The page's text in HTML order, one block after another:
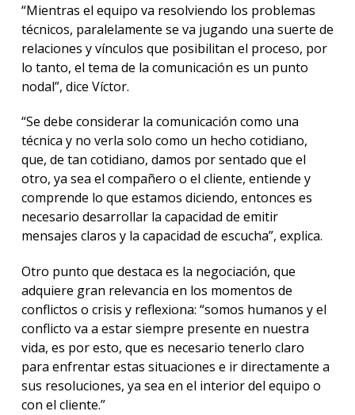
“Mientras el equipo va resolviendo los problemas
técnicos, paralelamente se va jugando una suerte de
relaciones y vínculos que posibilitan el proceso, por
lo tanto, el tema de la comunicación es un punto
nodal”, dice Víctor.
“Se debe considerar la comunicación como una
técnica y no verla solo como un hecho cotidiano,
que, de tan cotidiano, damos por sentado que el
otro, ya sea el compañero o el cliente, entiende y
comprende lo que estamos diciendo, entonces es
necesario desarrollar la capacidad de emitir
mensajes claros y la capacidad de escucha”, explica.
Otro punto que destaca es la negociación, que
adquiere gran relevancia en los momentos de
conflictos o crisis y reflexiona: “somos humanos y el
conflicto va a estar siempre presente en nuestra
vida, es por esto, que es necesario tenerlo claro
para enfrentar estas situaciones e ir directamente a
sus resoluciones, ya sea en el interior del equipo o
con el cliente.”